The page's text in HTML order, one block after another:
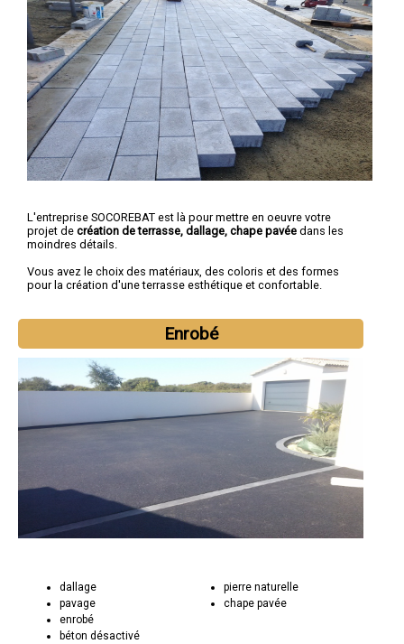
L'entreprise SOCOREBAT est là pour mettre en oeuvre votre
projet de création de terrasse, dallage, chape pavée dans les
moindres détails.
Vous avez le choix des matériaux, des coloris et des formes
pour la création d'une terrasse esthétique et confortable.
Enrobé
dallage
pavage
enrobé
béton désactivé
pierre naturelle
chape pavée